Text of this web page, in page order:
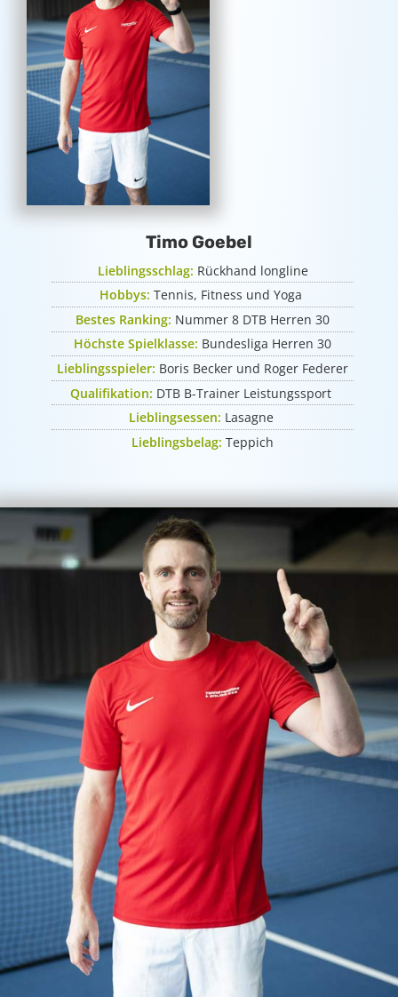
Timo Goebel
Lieblingsschlag: Rückhand longline
Hobbys: Tennis, Fitness und Yoga
Bestes Ranking: Nummer 8 DTB Herren 30
Höchste Spielklasse: Bundesliga Herren 30
Lieblingsspieler: Boris Becker und Roger Federer
Qualifikation: DTB B-Trainer Leistungssport
Lieblingsessen: Lasagne
Lieblingsbelag: Teppich